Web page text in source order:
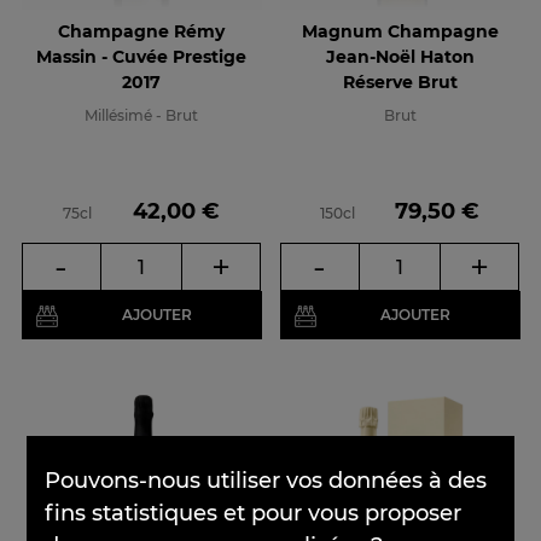
Champagne Rémy
Massin - Cuvée Prestige
2017
Millésimé - Brut
75cl Prix
42,00 €
- +
AJOUTER
Magnum Champagne
Jean-Noël Haton
Réserve Brut
Brut
150cl Prix
79,50 €
- +
AJOUTER
Pouvons-nous utiliser vos données à des
fins statistiques et pour vous proposer